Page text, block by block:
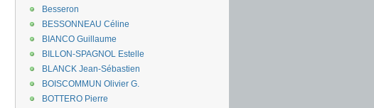
Besseron
BESSONNEAU Céline
BIANCO Guillaume
BILLON-SPAGNOL Estelle
BLANCK Jean-Sébastien
BOISCOMMUN Olivier G.
BOTTERO Pierre